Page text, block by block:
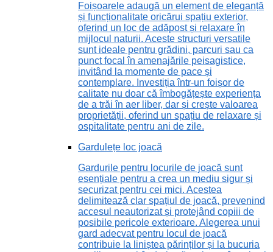
Foișoarele adaugă un element de eleganță
și funcționalitate oricărui spațiu exterior,
oferind un loc de adăpost și relaxare în
mijlocul naturii. Aceste structuri versatile
sunt ideale pentru grădini, parcuri sau ca
punct focal în amenajările peisagistice,
invitând la momente de pace și
contemplare. Investiția într-un foișor de
calitate nu doar că îmbogățește experiența
de a trăi în aer liber, dar și crește valoarea
proprietății, oferind un spațiu de relaxare și
ospitalitate pentru ani de zile.
Gardulețe loc joacă
Gardurile pentru locurile de joacă sunt
esențiale pentru a crea un mediu sigur și
securizat pentru cei mici. Acestea
delimitează clar spațiul de joacă, prevenind
accesul neautorizat și protejând copiii de
posibile pericole exterioare. Alegerea unui
gard adecvat pentru locul de joacă
contribuie la liniștea părinților și la bucuria